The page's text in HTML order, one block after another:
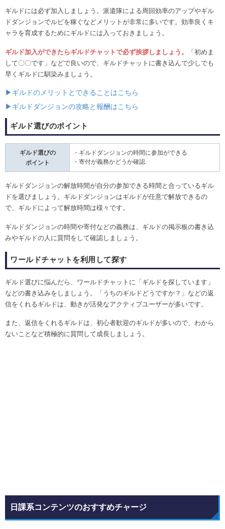
ギルドには必ず加入しましょう。派遣隊による周回効率のアップやギル
ドダンジョンでルピを稼ぐなどメリットが非常に多いです。効率良くキ
ャラを育成するためにギルドには入っておきましょう。
ギルド加入ができたらギルドチャットで必ず挨拶しましょう。
「初めま
して〇〇です」などで良いので、ギルドチャットに書き込んで少しでも
早くギルドに馴染みましょう。
▶ギルドのメリットとできることはこちら
▶ギルドダンジョンの攻略と報酬はこちら
ギルド選びのポイント
ギルド選びの
ポイント
・ギルドダンジョンの時間に参加ができる
・寄付が義務かどうか確認
ギルドダンジョンの解放時間が自分の参加できる時間と合っているギル
ドを選びましょう。ギルドダンジョンはギルドが任意で解放できるの
で、ギルドによって解放時間は様々です。
ギルドダンジョンの時間や寄付などの義務は、ギルドの掲示板の書き込
みやギルドの人に質問をして確認しましょう。
ワールドチャットを利用して探す
ギルド選びに悩んだら、ワールドチャットに「ギルドを探しています」
などの書き込みをしましょう。「うちのギルドどうですか？」などの返
信をくれるギルドは、動きが活発なアクティブユーザーが多いです。
また、返信をくれるギルドは、初心者歓迎のギルドが多いので、わから
ないことなど積極的に質問して成長しましょう。
日課系コンテンツのおすすめチャージ